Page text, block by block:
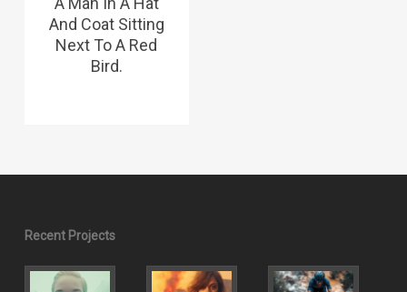
And Coat Sitting
Next To A Red
Bird.
Recent Projects